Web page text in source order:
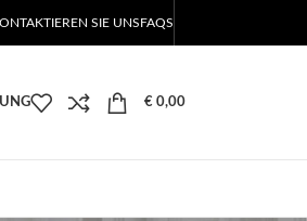
SIE UNSFAQS
€ 0,00